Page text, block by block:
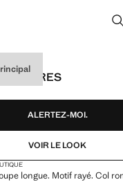
RAYURES
XAF ]
ALERTEZ-MOI.
VOIR LE LOOK
longue. Motif rayé. Col